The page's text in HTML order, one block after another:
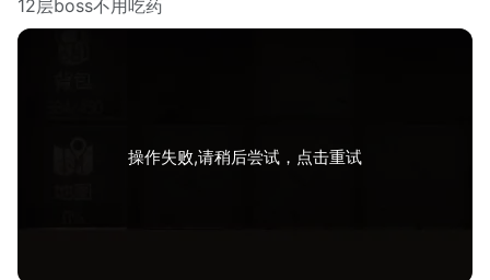
12层boss不用吃药
操作失败,请稍后尝试，点击重试